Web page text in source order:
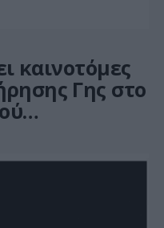
καινοτόμες
Γης στο
Open